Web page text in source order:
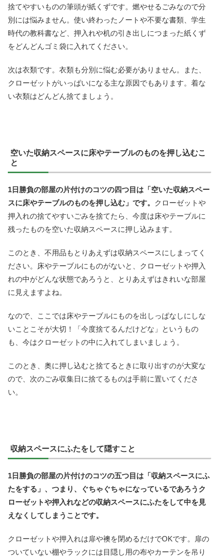
捨てやすいものの筆頭が紙くずです。燃やせるごみなので分
別には悩みません。使い終わったノートや不要な書類、学生
時代の教科書など、押入れや机の引き出しにつまった紙くず
をどんどんゴミ袋に入れてください。
次は衣類です。衣類も分別に悩む必要がありません。また、
クローゼットがいっぱいになる主な原因でもあります。着な
い衣類はどんどん捨てましょう。
空いた収納スペースに床やテーブルのものを押し込むこ
と
1日勝負の部屋の片付けのコツの四つ目は「空いた収納スペー
スに床やテーブルのものを押し込む」です。
クローゼットや
押入れの捨てやすいごみを捨てたら、今度は床やテーブルに
残ったものを空いた収納スペースに押し込みます。
このとき、不用品もとりあえずは収納スペースにしまってく
ださい。床やテーブルにものがないと、クローゼットや押入
れの中がどんな状態であろうと、とりあえずはきれいな部屋
に見えますよね。
なので、ここでは床やテーブルにものを出しっぱなしにしな
いことこそが大切！「今度捨てるんだけどな」というもの
も、今はクローゼットの中に入れてしまいましょう。
このとき、奥に押し込むと捨てるときに取り出すのが大変な
ので、次のごみ収集日に捨てるものは手前に置いてくださ
い。
収納スペースにふたをして隠すこと
1日勝負の部屋の片付けのコツの五つ目は「収納スペースにふ
たをする」、つまり、ぐちゃぐちゃになっているであろうク
ローゼットや押入れなどの収納スペースにふたをして中を見
えなくしてしまうことです。
クローゼットや押入れは扉や襖を閉めるだけでOKです。扉の
ついていない棚やラックには目隠し用の布やカーテンを吊り